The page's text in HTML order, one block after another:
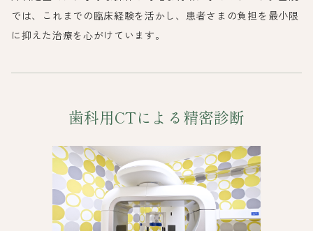
では、これまでの臨床経験を活かし、患者さまの負担を最小限
に抑えた治療を心がけています。
歯科用CTによる精密診断